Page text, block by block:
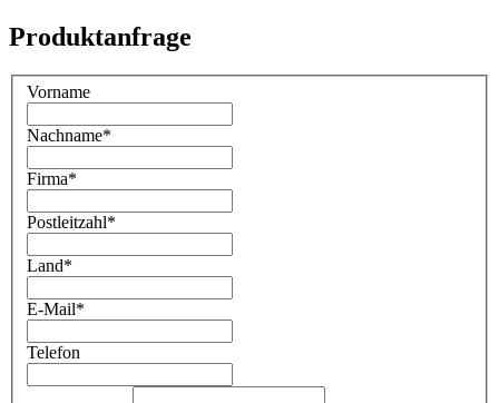
Produktanfrage
Vorname
Nachname*
Firma*
Postleitzahl*
Land*
E-Mail*
Telefon